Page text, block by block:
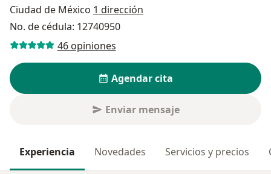
Ciudad de México 1 dirección
No. de cédula: 12740950
46 opiniones
Agendar cita
Enviar mensaje
Experiencia Novedades Servicios y precios